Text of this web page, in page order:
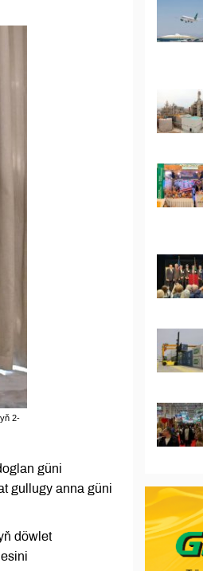
2-
güni
gullugy anna güni
döwlet